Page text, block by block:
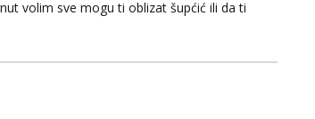
volim sve mogu ti oblizat šupćić ili da ti